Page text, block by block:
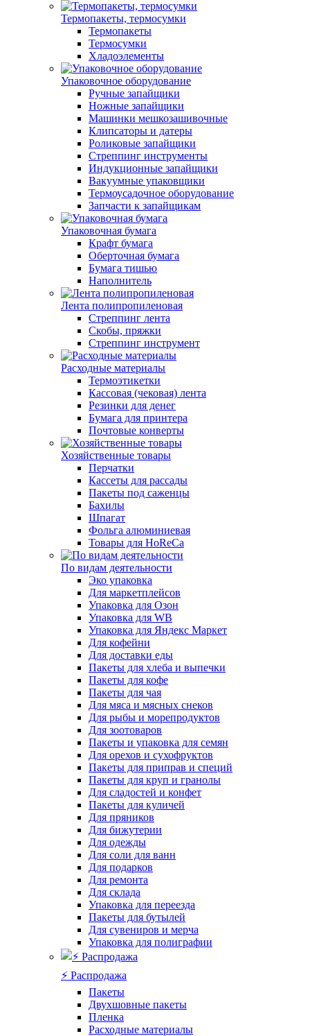
Термопакеты, термосумки
Термопакеты
Термосумки
Хладоэлементы
Упаковочное оборудование
Ручные запайщики
Ножные запайщики
Машинки мешкозашивочные
Клипсаторы и датеры
Роликовые запайщики
Стреппинг инструменты
Индукционные запайщики
Вакуумные упаковщики
Термоусадочное оборудование
Запчасти к запайщикам
Упаковочная бумага
Крафт бумага
Оберточная бумага
Бумага тишью
Наполнитель
Лента полипропиленовая
Стреппинг лента
Скобы, пряжки
Стреппинг инструмент
Расходные материалы
Термоэтикетки
Кассовая (чековая) лента
Резинки для денег
Бумага для принтера
Почтовые конверты
Хозяйственные товары
Перчатки
Кассеты для рассады
Пакеты под саженцы
Бахилы
Шпагат
Фольга алюминиевая
Товары для HoReCa
По видам деятельности
Эко упаковка
Для маркетплейсов
Упаковка для Озон
Упаковка для WB
Упаковка для Яндекс Маркет
Для кофейни
Для доставки еды
Пакеты для хлеба и выпечки
Пакеты для кофе
Пакеты для чая
Для мяса и мясных снеков
Для рыбы и морепродуктов
Для зоотоваров
Пакеты и упаковка для семян
Для орехов и сухофруктов
Пакеты для приправ и специй
Пакеты для круп и гранолы
Для сладостей и конфет
Пакеты для куличей
Для пряников
Для бижутерии
Для одежды
Для соли для ванн
Для подарков
Для ремонта
Для склада
Упаковка для переезда
Пакеты для бутылей
Для сувениров и мерча
Упаковка для полиграфии
⚡️ Распродажа
Пакеты
Двухшовные пакеты
Пленка
Расходные материалы